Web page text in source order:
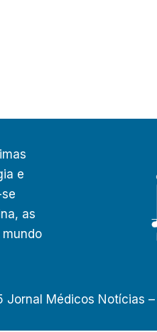
e
as
Jornal Médicos Notícias –